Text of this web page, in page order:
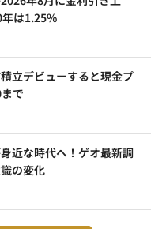
は1.25%
立デビューすると現金プ
で
近な時代へ！ゲオ最新調
の変化